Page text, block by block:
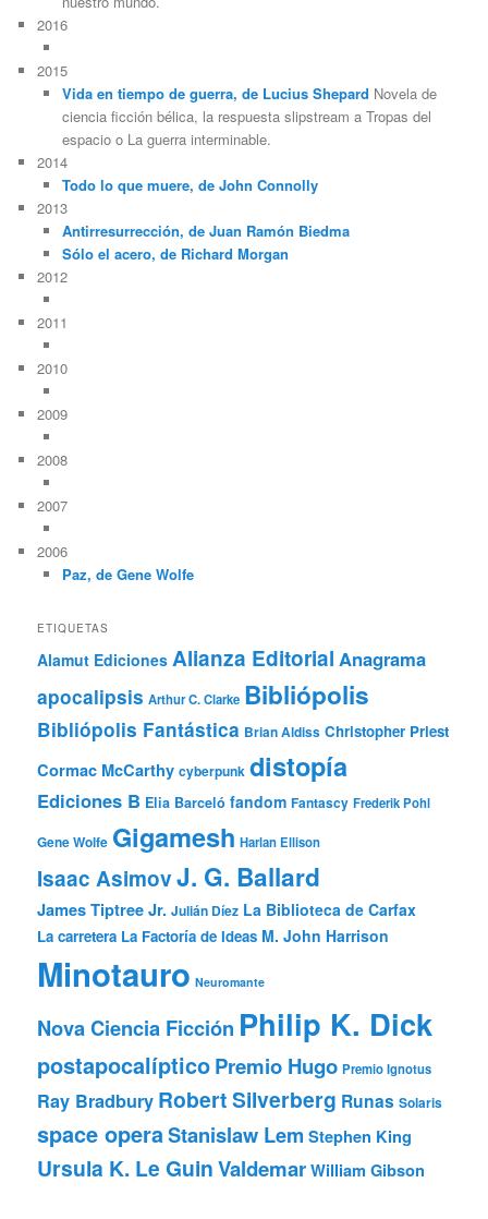
2016
2015
Vida en tiempo de guerra, de Lucius Shepard Novela de
ciencia ficción bélica, la respuesta slipstream a Tropas del
espacio o La guerra interminable.
2014
Todo lo que muere, de John Connolly
2013
Antirresurrección, de Juan Ramón Biedma
Sólo el acero, de Richard Morgan
2012
2011
2010
2009
2008
2007
2006
Paz, de Gene Wolfe
ETIQUETAS
Alamut Ediciones Alianza Editorial Anagrama
apocalipsis Arthur C. Clarke Bibliópolis
Bibliópolis Fantástica Brian Aldiss Christopher Priest
Cormac McCarthy cyberpunk distopía
Ediciones B Elia Barceló fandom Fantascy Frederik Pohl
Gene Wolfe Gigamesh Harlan Ellison
Isaac AsimovJ. G. Ballard
James Tiptree Jr. Julián Díez La Biblioteca de Carfax
La carretera La Factoría de Ideas M. John Harrison
Minotauro Neuromante
Nova Ciencia Ficción Philip K. Dick
postapocalípticoPremio Hugo Premio Ignotus
Ray Bradbury Robert Silverberg Runas Solaris
space operaStanislaw Lem Stephen King
Ursula K. Le GuinValdemarWilliam Gibson